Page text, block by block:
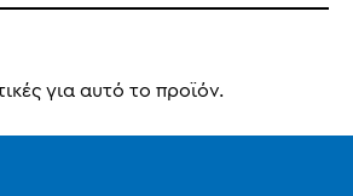
για αυτό το προϊόν.